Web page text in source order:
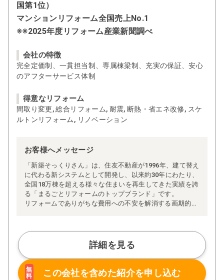
国第1位）
マンションリフォーム全国売上No.1
※※2025年度リフォーム産業新聞調べ
会社の特徴
完全定価制、一貫担当制、専属棟梁制、充実の保証、安心
のアフターサービス体制
得意なリフォーム
間取り変更, 総合リフォーム, 耐震, 断熱・省エネ改修, スケ
ルトンリフォーム, リノベーション
お客様へメッセージ
「新築そっくりさん」は、住友不動産が1996年、建て替え
に代わる新システムとして開発し、以来約30年にわたり、
全国18万棟を超える様々な住まいを再生してきた実績を誇
る「まるごとリフォームのトップブランド」です。
リフォームでありがちな費用への不安を解消する画期的な
ム」、経験豊かなセールスエンジニアによる「一貫担当
制」などが高い信頼を得ています。
また、大規模リフォームに習熟した施工管理者が現場を統
括する「専属棟梁制」、豊富な実績に裏付けられた充実の
施工マニュアルや検査体制により高い施工品質を実現。
詳細を見る
無
料
この会社を含めた紹介を申し込む